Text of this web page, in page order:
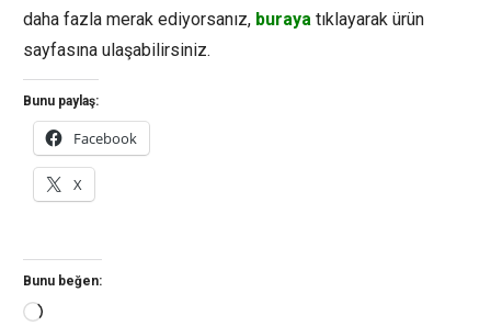
daha fazla merak ediyorsanız, buraya tıklayarak ürün
sayfasına ulaşabilirsiniz.
Bunu paylaş:
Facebook
X
Bunu beğen:
Yükleniyor...